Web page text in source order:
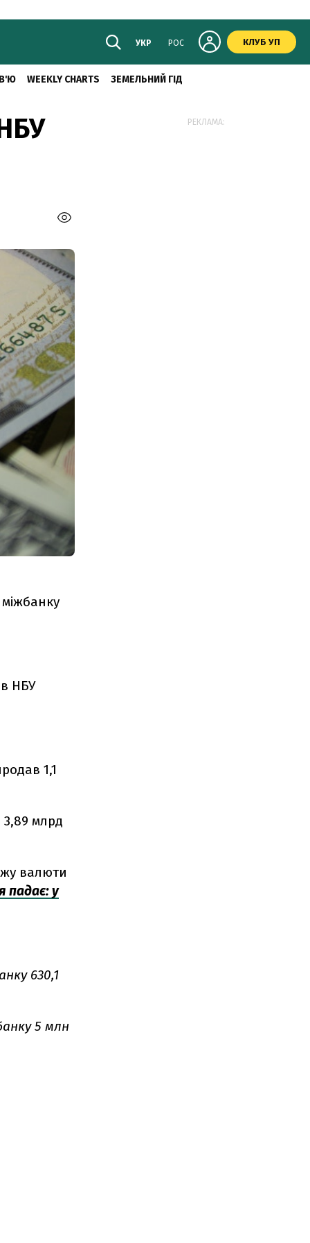
УКР РОС КЛУБ УП
WEEKLY CHARTS ЗЕМЕЛЬНИЙ ГІД
НБУ
1,1
млрд
валюти
падає: у
630,1
5 млн
РЕКЛАМА: